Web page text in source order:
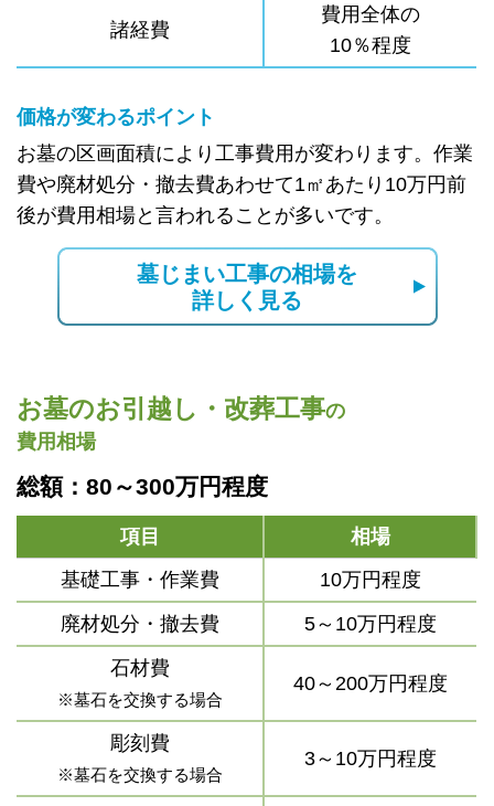
諸経費
費用全体の
10％程度
価格が変わるポイント
お墓の区画面積により工事費用が変わります。作業
費や廃材処分・撤去費あわせて1㎡あたり10万円前
後が費用相場と言われることが多いです。
墓じまい工事の相場を
詳しく見る
お墓のお引越し・改葬工事の
費用相場
総額：80～300万円程度
項目
相場
基礎工事・作業費
10万円程度
廃材処分・撤去費
5～10万円程度
石材費
※墓石を交換する場合
40～200万円程度
彫刻費
※墓石を交換する場合
3～10万円程度